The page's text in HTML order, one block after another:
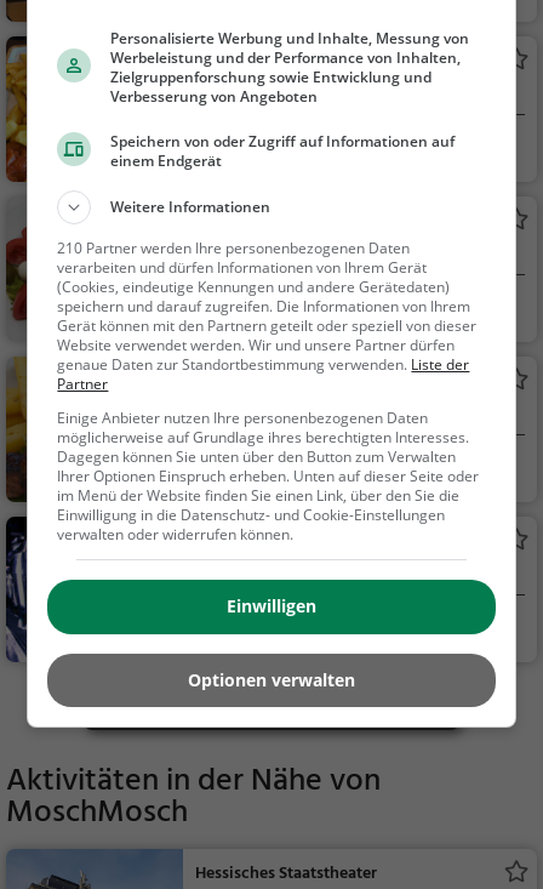
Hans im Glück
Burger-Restaurant in Wiesbaden
Wiesbaden
Restaurant, Bar, B
ssen, Vegan, Vegetari
sch
Da Vincenzo
Italienisches Restaurant in Wiesbaden
Wiesbaden
Restaurant, Italie
nisch, Pizza, Europäis
ch, Mittagessen, Abe
h, Mediterran
Griechisches Restaurant in Wiesbaden
Wiesbaden
Restaurant, Bar,
Griechisch, Gyros, Mi
ttagessen, Abendess
en, Bier, Wein, Snacks
/ Getränke
YOURS Sports Bar
Bar in Wiesbaden
Wiesbaden
Bar, Restaurant, C
afé, Snacks / Getränk
e, Bier, Wein, Amerika
nisch, Burger, Sandwi
ches, Steak House, Bi
stro, Cocktails, Gebäc
k / Teigwaren, Kaffee
Mehr Gaststätten in Wiesbaden finden
Aktivitäten in der Nähe von
MoschMosch
Hessisches Staatstheater
Personalisierte Werbung und Inhalte, Messung von
Werbeleistung und der Performance von Inhalten,
Zielgruppenforschung sowie Entwicklung und
Verbesserung von Angeboten
Speichern von oder Zugriff auf Informationen auf
einem Endgerät
Weitere Informationen
210 Partner werden Ihre personenbezogenen Daten
verarbeiten und dürfen Informationen von Ihrem Gerät
(Cookies, eindeutige Kennungen und andere Gerätedaten)
speichern und darauf zugreifen. Die Informationen von Ihrem
Gerät können mit den Partnern geteilt oder speziell von dieser
Website verwendet werden. Wir und unsere Partner dürfen
genaue Daten zur Standortbestimmung verwenden. Liste der
Partner
Einige Anbieter nutzen Ihre personenbezogenen Daten
möglicherweise auf Grundlage ihres berechtigten Interesses.
Dagegen können Sie unten über den Button zum Verwalten
Ihrer Optionen Einspruch erheben. Unten auf dieser Seite oder
im Menü der Website finden Sie einen Link, über den Sie die
Einwilligung in die Datenschutz- und Cookie-Einstellungen
verwalten oder widerrufen können.
Einwilligen
Optionen verwalten